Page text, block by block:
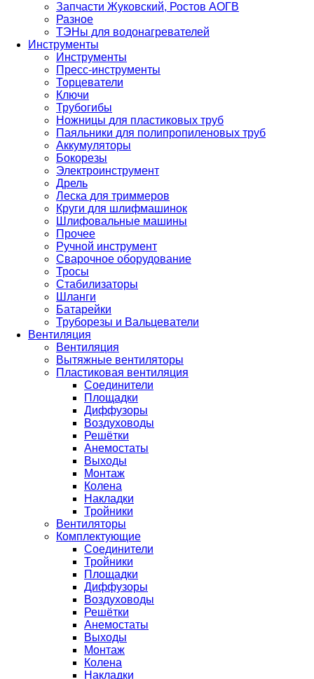
Запчасти Жуковский, Ростов АОГВ
Разное
ТЭНы для водонагревателей
Инструменты
Инструменты
Пресс-инструменты
Торцеватели
Ключи
Трубогибы
Ножницы для пластиковых труб
Паяльники для полипропиленовых труб
Аккумуляторы
Бокорезы
Электроинструмент
Дрель
Леска для триммеров
Круги для шлифмашинок
Шлифовальные машины
Прочее
Ручной инструмент
Сварочное оборудование
Тросы
Стабилизаторы
Шланги
Батарейки
Труборезы и Вальцеватели
Вентиляция
Вентиляция
Вытяжные вентиляторы
Пластиковая вентиляция
Соединители
Площадки
Диффузоры
Воздуховоды
Решётки
Анемостаты
Выходы
Монтаж
Колена
Накладки
Тройники
Вентиляторы
Комплектующие
Соединители
Тройники
Площадки
Диффузоры
Воздуховоды
Решётки
Анемостаты
Выходы
Монтаж
Колена
Накладки